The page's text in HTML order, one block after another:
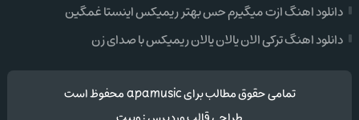
دانلود اهنگ ازت میگیرم حس بهتر ریمیکس اینستا غمگین
دانلود اهنگ ترکی الان یالان یالان ریمیکس با صدای زن
تمامی حقوق مطالب برای apamusic محفوظ است